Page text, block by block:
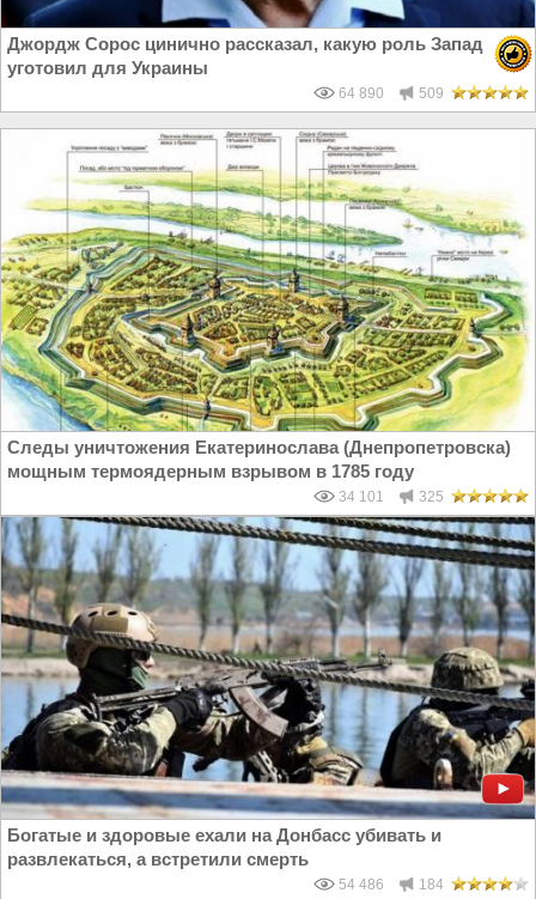
Джордж Сорос цинично рассказал, какую роль Запад
уготовил для Украины
64 890 509
Следы уничтожения Екатеринослава (Днепропетровска)
мощным термоядерным взрывом в 1785 году
34 101 325
Богатые и здоровые ехали на Донбасс убивать и
развлекаться, а встретили смерть
54 486 184